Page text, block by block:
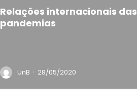
Relações internacionais das
pandemias
UnB · 28/05/2020